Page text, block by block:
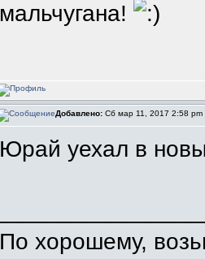
мальчугана!
Добавлено: Сб мар 11, 2017 2:58 pm
Юрай уехал в
По хорошему,